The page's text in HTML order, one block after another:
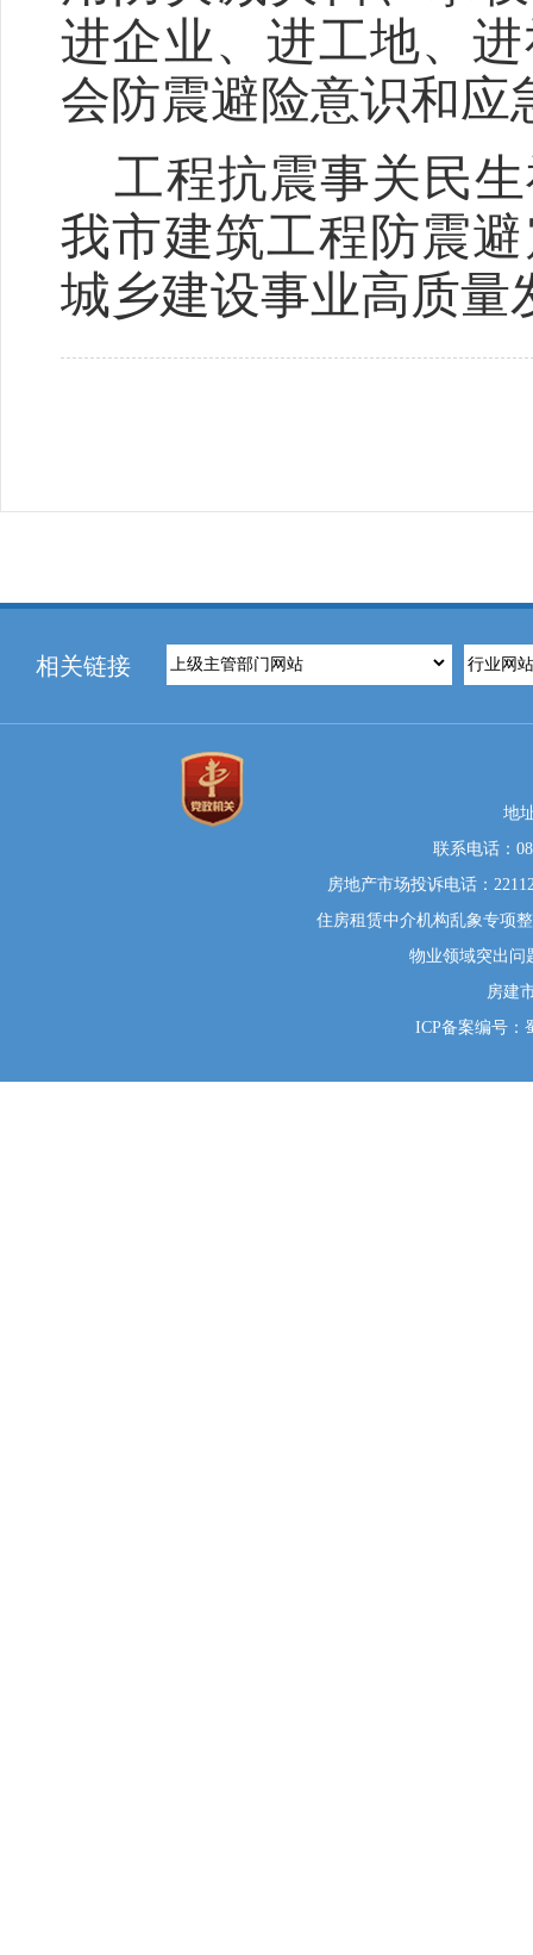
进企业、进工地、
会防震避险意识和应
工程抗震事关民
我市建筑工程防震
城乡建设事业高质量
相关链接
地
联系电话：
房地产市场投诉电话：
住房租赁中介机构乱象专项
物业领域突出问
房建
ICP备案编号：